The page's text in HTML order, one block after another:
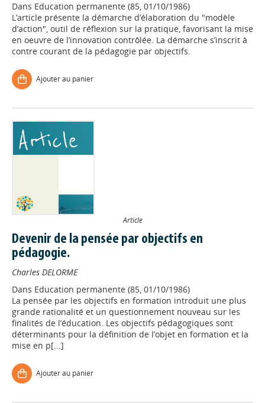
Dans Education permanente (85, 01/10/1986)
L’article présente la démarche d’élaboration du "modèle
d’action", outil de réflexion sur la pratique, favorisant la mise
en oeuvre de l’innovation contrôlée. La démarche s’inscrit à
contre courant de la pédagogie par objectifs.
Ajouter au panier
Article
Devenir de la pensée par objectifs en
pédagogie.
Charles DELORME
Dans Education permanente (85, 01/10/1986)
La pensée par les objectifs en formation introduit une plus
grande rationalité et un questionnement nouveau sur les
finalités de l’éducation. Les objectifs pédagogiques sont
déterminants pour la définition de l’objet en formation et la
mise en p[...]
Ajouter au panier